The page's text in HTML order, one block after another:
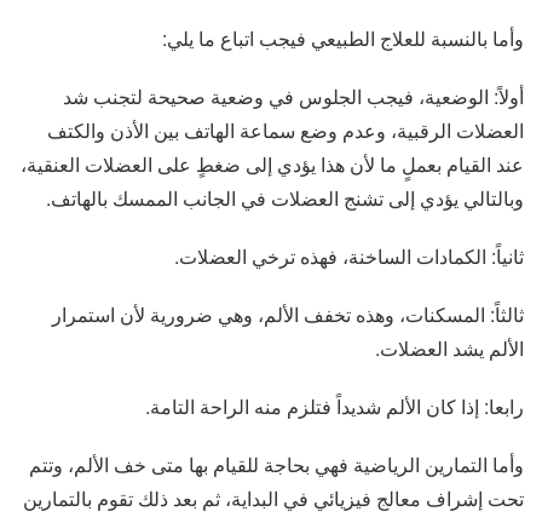
وأما بالنسبة للعلاج الطبيعي فيجب اتباع ما يلي:
أولاً: الوضعية، فيجب الجلوس في وضعية صحيحة لتجنب شد
العضلات الرقبية، وعدم وضع سماعة الهاتف بين الأذن والكتف
عند القيام بعملٍ ما لأن هذا يؤدي إلى ضغطٍ على العضلات العنقية،
وبالتالي يؤدي إلى تشنج العضلات في الجانب الممسك بالهاتف.
ثانياً: الكمادات الساخنة، فهذه ترخي العضلات.
ثالثاً: المسكنات، وهذه تخفف الألم، وهي ضرورية لأن استمرار
الألم يشد العضلات.
رابعا: إذا كان الألم شديداً فتلزم منه الراحة التامة.
وأما التمارين الرياضية فهي بحاجة للقيام بها متى خف الألم، وتتم
تحت إشراف معالج فيزيائي في البداية، ثم بعد ذلك تقوم بالتمارين